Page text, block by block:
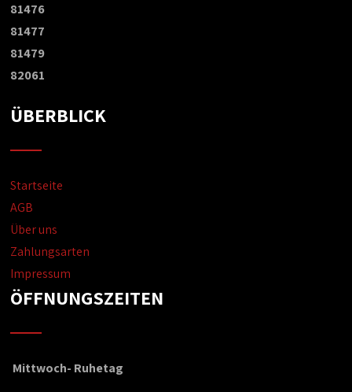
81476
81477
81479
82061
ÜBERBLICK
Startseite
AGB
Über uns
Zahlungsarten
Impressum
ÖFFNUNGSZEITEN
Mittwoch- Ruhetag